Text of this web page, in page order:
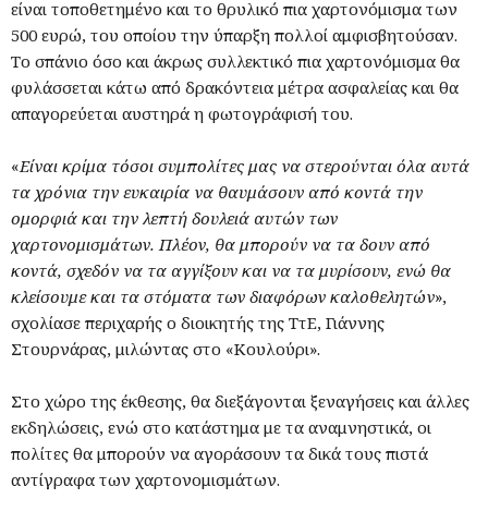
είναι τοποθετημένο και το θρυλικό πια χαρτονόμισμα των
500 ευρώ, του οποίου την ύπαρξη πολλοί αμφισβητούσαν.
Το σπάνιο όσο και άκρως συλλεκτικό πια χαρτονόμισμα θα
φυλάσσεται κάτω από δρακόντεια μέτρα ασφαλείας και θα
απαγορεύεται αυστηρά η φωτογράφισή του.
«Είναι κρίμα τόσοι συμπολίτες μας να στερούνται όλα αυτά
τα χρόνια την ευκαιρία να θαυμάσουν από κοντά την
ομορφιά και την λεπτή δουλειά αυτών των
χαρτονομισμάτων. Πλέον, θα μπορούν να τα δουν από
κοντά, σχεδόν να τα αγγίξουν και να τα μυρίσουν, ενώ θα
κλείσουμε και τα στόματα των διαφόρων καλοθελητών»,
σχολίασε περιχαρής ο διοικητής της ΤτΕ, Γιάννης
Στουρνάρας, μιλώντας στο «Κουλούρι».
Στο χώρο της έκθεσης, θα διεξάγονται ξεναγήσεις και άλλες
εκδηλώσεις, ενώ στο κατάστημα με τα αναμνηστικά, οι
πολίτες θα μπορούν να αγοράσουν τα δικά τους πιστά
αντίγραφα των χαρτονομισμάτων.